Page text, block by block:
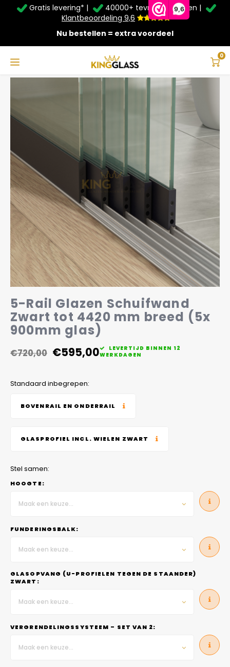
9,6
Service & Contact
Montage
Betaalmethoden
Garantie
Veelgestelde vragen
Taal
Deutsch
Gratis levering* |
40000+ tevreden klanten |
Klantbeoordeling 9,6
Nu bestellen = extra voordeel
0
Zomer Deals: Tot 20% kortingop schuifwanden en
veranda's +€20extra kassa korting*
5-Rail Glazen Schuifwand Zwart tot 4420 mm breed (5x 900mm glas)
5-Rail Glazen Schuifwand
Zwart tot 4420 mm breed (5x
900mm glas)
€720,00 €595,00
LEVERTIJD BINNEN 12
WERKDAGEN
Standaard inbegrepen:
BOVENRAIL EN ONDERRAIL
GLASPROFIEL INCL. WIELEN ZWART
Stel samen:
HOOGTE:
Maak een keuze...
FUNDERINGSBALK:
Maak een keuze...
GLASOPVANG (U-PROFIELEN TEGEN DE STAANDER)
ZWART:
Maak een keuze...
VERGRENDELINGSSYSTEEM – SET VAN 2:
Maak een keuze...